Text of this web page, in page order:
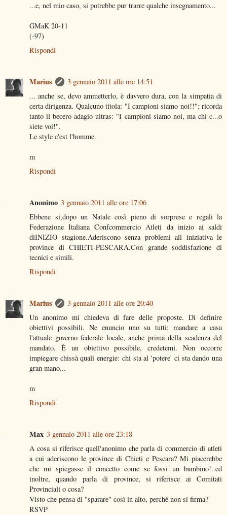
...e, nel mio caso, si potrebbe pur trarre qualche insegnamento...
GMaK 20-11
(-97)
Rispondi
Marius
3 gennaio 2011 alle ore 14:51
... anche se, devo ammetterlo, è davvero dura, con la simpatia di
certa dirigenza. Qualcuno titola: "I campioni siamo noi!!"; ricorda
tanto il becero adagio ultras: "I campioni siamo noi, ma chi c...o
siete voi!".
Le style c'est l'homme.
m
Rispondi
Anonimo 3 gennaio 2011 alle ore 17:06
Ebbene si,dopo un Natale così pieno di sorprese e regali la
Federazione Italiana Confcommercio Atleti da inizio ai saldi
diINIZIO stagione.Aderiscono senza problemi all iniziativa le
province di CHIETI-PESCARA.Con grande soddisfazione di
tecnici e simili.
Rispondi
Marius
3 gennaio 2011 alle ore 20:40
Un anonimo mi chiedeva di fare delle proposte. Di definire
obiettivi possibili. Ne enuncio uno su tutti: mandare a casa
l'attuale governo federale locale, anche prima della scadenza del
mandato. È un obiettivo possibile, credetemi. Non occorre
impiegare chissà quali energie: chi sta al 'potere' ci sta dando una
gran mano...
m
Rispondi
Max 3 gennaio 2011 alle ore 23:18
A cosa si riferisce quell'anonimo che parla di commercio di atleti
a cui aderiscono le province di Chieti e Pescara? Mi piacerebbe
che mi spiegasse il concetto come se fossi un bambino!..ed
inoltre, quando parla di province, si riferisce ai Comitati
Provinciali o cosa?
Visto che pensa di "sparare" così in alto, perchè non si firma?
RSVP